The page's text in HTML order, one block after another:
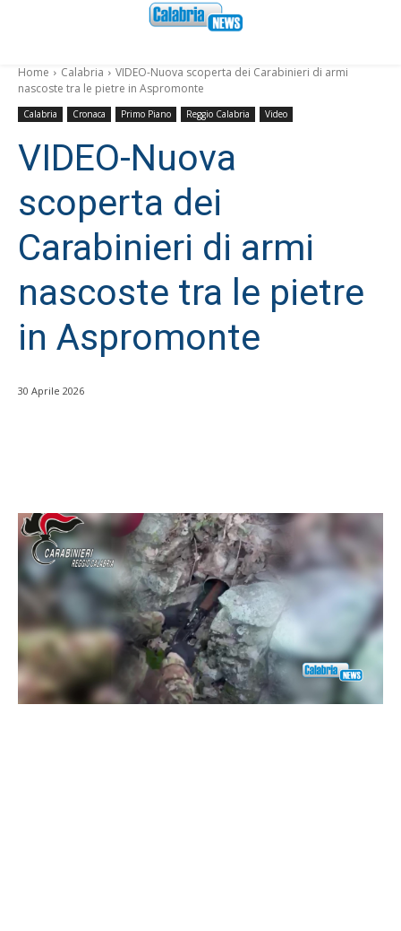
Home Calabria
VIDEO-Nuova scoperta dei Carabinieri di armi
nascoste tra le pietre in Aspromonte
Calabria Cronaca Primo Piano Reggio Calabria Video
VIDEO-Nuova
scoperta dei
Carabinieri di armi
nascoste tra le pietre
in Aspromonte
30 Aprile 2026